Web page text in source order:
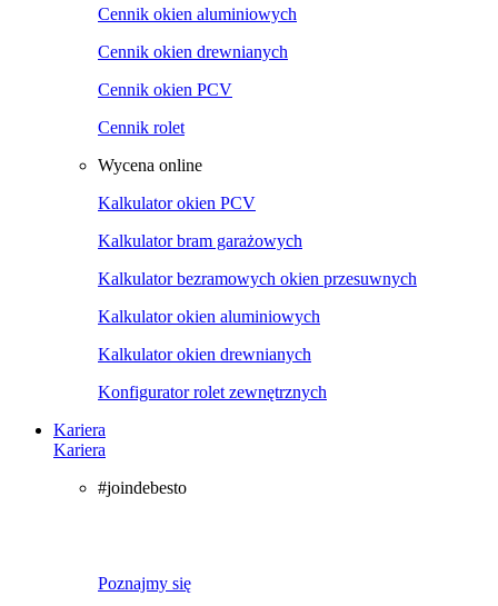
Cennik okien aluminiowych
Cennik okien drewnianych
Cennik okien PCV
Cennik rolet
Wycena online
Kalkulator okien PCV
Kalkulator bram garażowych
Kalkulator bezramowych okien przesuwnych
Kalkulator okien aluminiowych
Kalkulator okien drewnianych
Konfigurator rolet zewnętrznych
Kariera
Kariera
#joindebesto
Poznajmy się